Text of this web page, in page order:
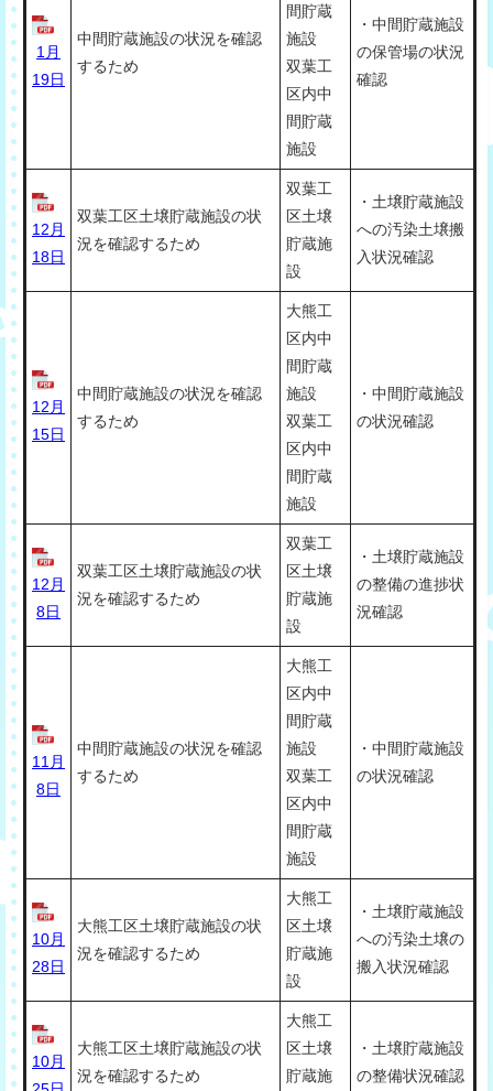
1月
19日
中間貯蔵施設の状況を確認
するため
間貯蔵
施設
双葉工
区内中
間貯蔵
施設
・中間貯蔵施設
の保管場の状況
確認
12月
18日
双葉工区土壌貯蔵施設の状
況を確認するため
双葉工
区土壌
貯蔵施
設
・土壌貯蔵施設
への汚染土壌搬
入状況確認
12月
15日
中間貯蔵施設の状況を確認
するため
大熊工
区内中
間貯蔵
施設
双葉工
区内中
間貯蔵
施設
・中間貯蔵施設
の状況確認
12月
8日
双葉工区土壌貯蔵施設の状
況を確認するため
双葉工
区土壌
貯蔵施
設
・土壌貯蔵施設
の整備の進捗状
況確認
11月
8日
中間貯蔵施設の状況を確認
するため
大熊工
区内中
間貯蔵
施設
双葉工
区内中
間貯蔵
施設
・中間貯蔵施設
の状況確認
10月
28日
大熊工区土壌貯蔵施設の状
況を確認するため
大熊工
区土壌
貯蔵施
設
・土壌貯蔵施設
への汚染土壌の
搬入状況確認
10月
大熊工区土壌貯蔵施設の状
況を確認するため
大熊工
区土壌
貯蔵施
・土壌貯蔵施設
の整備状況確認